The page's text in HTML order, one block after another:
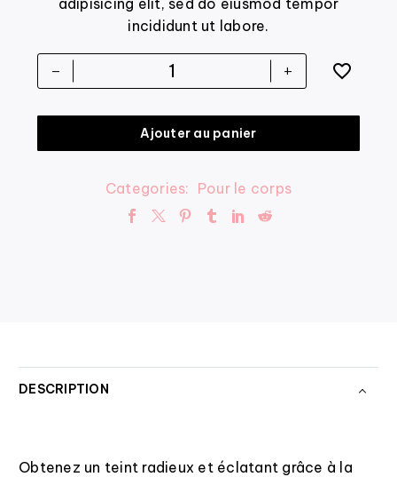
adipisicing elit, sed do eiusmod tempor
incididunt ut labore.
- +
Ajouter au panier
Categories: Pour le corps
DESCRIPTION
Obtenez un teint radieux et éclatant grâce à la